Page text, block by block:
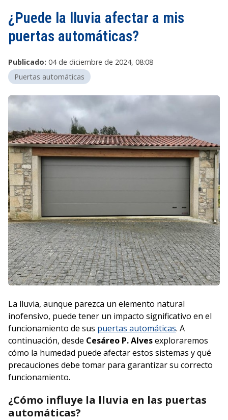
¿Puede la lluvia afectar a mis
puertas automáticas?
Publicado: 04 de diciembre de 2024, 08:08
Puertas automáticas
La lluvia, aunque parezca un elemento natural
inofensivo, puede tener un impacto significativo en el
funcionamiento de sus puertas automáticas. A
continuación, desde Cesáreo P. Alvesexploraremos
cómo la humedad puede afectar estos sistemas y qué
precauciones debe tomar para garantizar su correcto
funcionamiento.
¿Cómo influye la lluvia en las puertas
automáticas?